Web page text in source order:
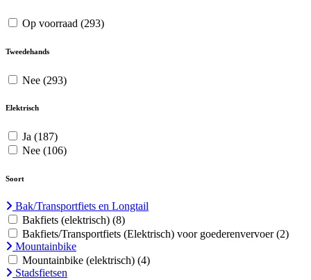
Op voorraad (293)
Tweedehands
Nee (293)
Elektrisch
Ja (187)
Nee (106)
Soort
Bak/Transportfiets en Longtail
Bakfiets (elektrisch) (8)
Bakfiets/Transportfiets (Elektrisch) voor goederenvervoer(2)
Mountainbike
Mountainbike (elektrisch) (4)
Stadsfietsen